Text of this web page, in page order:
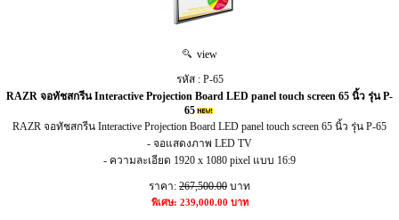
view
รหัส : P-65
RAZR จอทัชสกรีน Interactive Projection Board LED panel touch screen 65 นิ้ว รุ่น P-
65
RAZR จอทัชสกรีน Interactive Projection Board LED panel touch screen 65 นิ้ว รุ่น P-65
- จอแสดงภาพ LED TV
- ความละเอียด 1920 x 1080 pixel แบบ 16:9
ราคา: 267,500.00 บาท
พิเศษ: 239,000.00 บาท